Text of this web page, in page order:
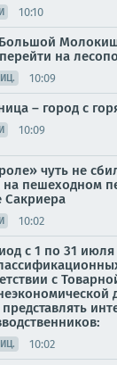
10:10
на
10:09
– город с
10:09
чуть не
на пешеходном
Сакриера
10:02
с 1 по 31
с
10:02